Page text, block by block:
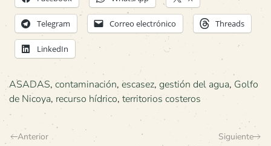
Telegram Correo electrónico Threads
LinkedIn
ASADAS, contaminación, escasez, gestión del agua, Golfo
de Nicoya, recurso hídrico, territorios costeros
Anterior Siguiente